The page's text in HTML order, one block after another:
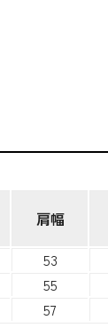
肩幅
53
55
57